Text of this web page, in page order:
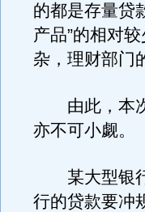
的都是存量贷
产品”的相对
杂，理财部门
由此，本次
亦不可小觑。
某大型银行
行的贷款要冲